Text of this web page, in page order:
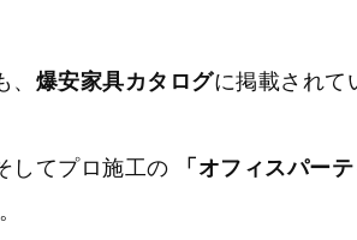
爆安家具カタログに掲載されて
してプロ施工の
「オフィスパー